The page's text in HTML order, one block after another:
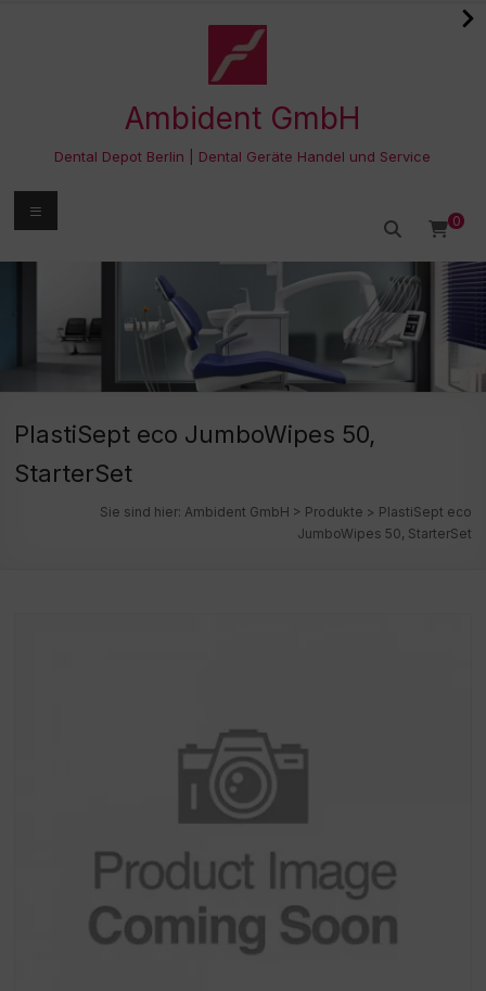
Ambident GmbH
Dental Depot Berlin | Dental Geräte Handel und Service
0
Menü
PlastiSept eco JumboWipes 50,
StarterSet
Sie sind hier: Ambident GmbH > Produkte > PlastiSept eco
JumboWipes 50, StarterSet